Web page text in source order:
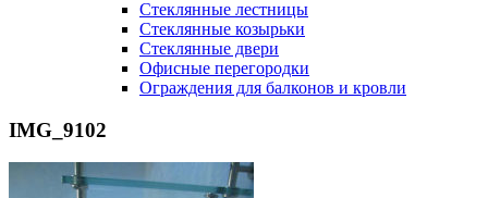
Cтеклянные лестницы
Cтеклянные козырьки
Cтеклянные двери
Офисные перегородки
Ограждения для балконов и кровли
IMG_9102